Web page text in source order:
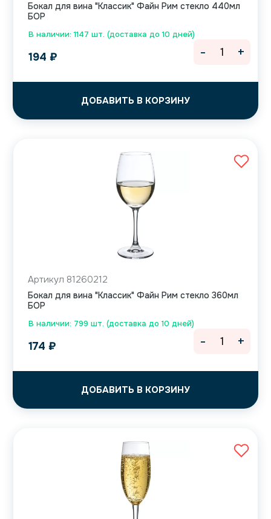
В наличии: 1147 шт. (доставка до 10 дней)
Бокал для вина "Классик" Файн Рим стекло 440мл
БОР
194 ₽
ДОБАВИТЬ В КОРЗИНУ
- +
В наличии: 799 шт. (доставка до 10 дней)
Артикул 81260212
Бокал для вина "Классик" Файн Рим стекло 360мл
БОР
174 ₽
ДОБАВИТЬ В КОРЗИНУ
- +